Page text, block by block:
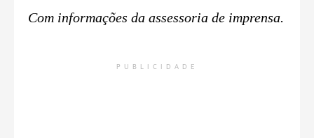
Com informações da assessoria de imprensa.
PUBLICIDADE